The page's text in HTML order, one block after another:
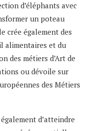
d’éléphants avec
un poteau
crée également des
alimentaires et du
des métiers d’Art de
ou dévoile sur
des Métiers
d’atteindre